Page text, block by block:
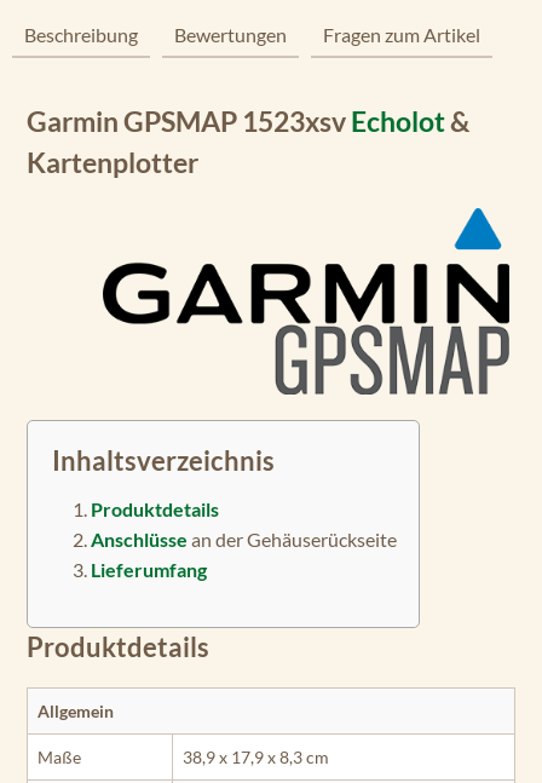
Beschreibung Bewertungen Fragen zum Artikel
Garmin GPSMAP 1523xsvEcholot&
Kartenplotter
Inhaltsverzeichnis
Produktdetails
Anschlüsse an der Gehäuserückseite
Lieferumfang
Produktdetails
Allgemein
Maße 38,9 x 17,9 x 8,3 cm